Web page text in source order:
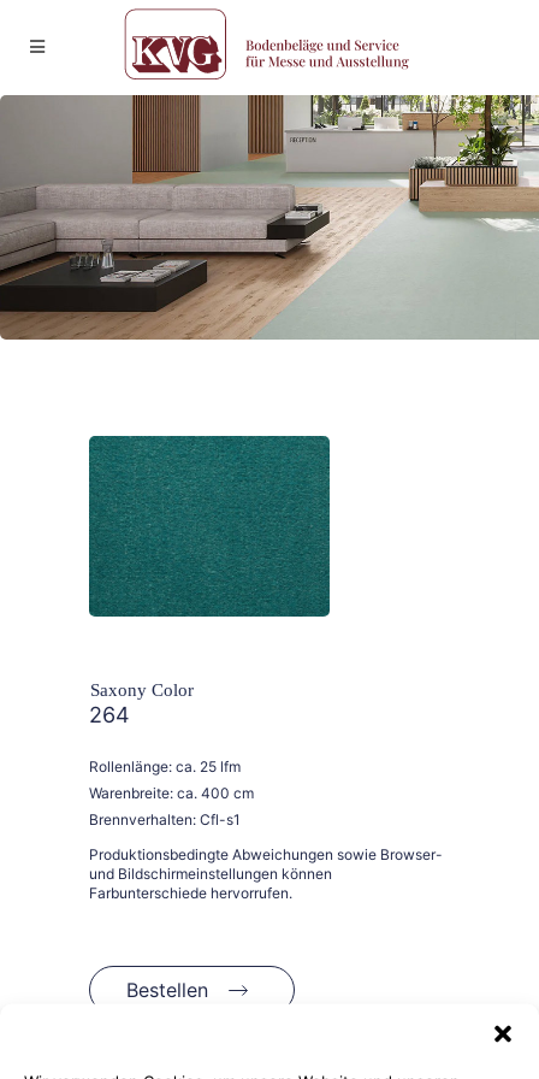
264
Rollenlänge: ca. 25 lfm
Warenbreite: ca. 400 cm
Brennverhalten: Cfl-s1
Bestellen
Saxony Color